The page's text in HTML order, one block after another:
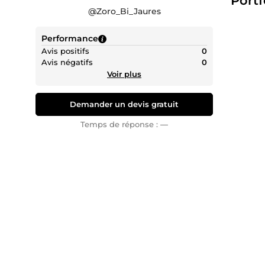
@Zoro_Bi_Jaures
Performance
Avis positifs
0
Avis négatifs
0
Voir plus
Demander un devis gratuit
Temps de réponse : —